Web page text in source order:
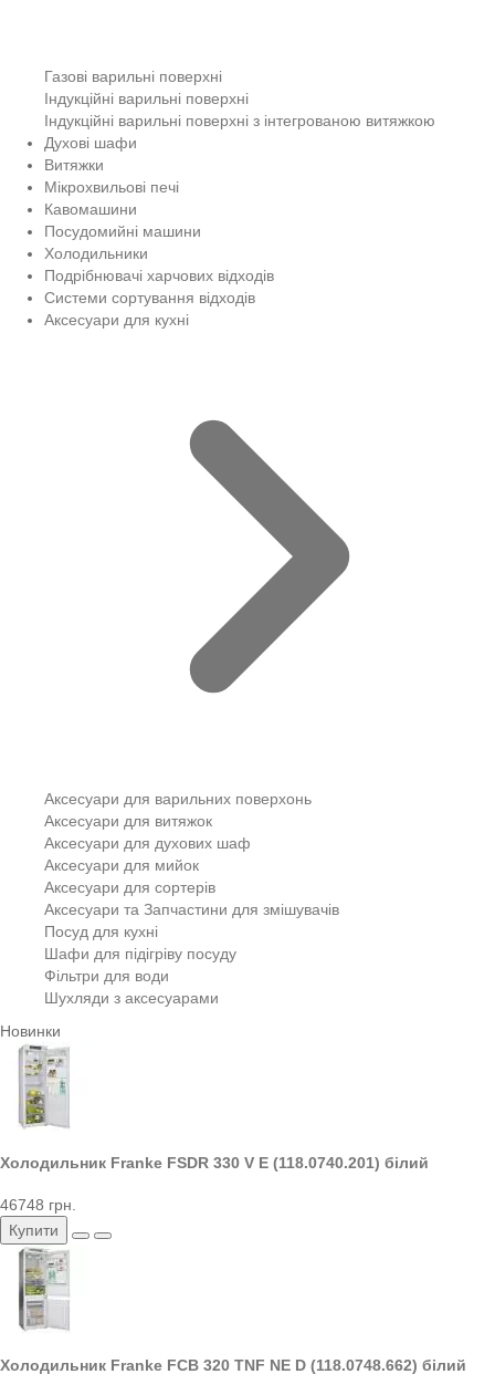
Газові варильні поверхні
Індукційні варильні поверхні
Індукційні варильні поверхні з інтегрованою витяжкою
Духові шафи
Витяжки
Мікрохвильові печі
Кавомашини
Посудомийні машини
Холодильники
Подрібнювачі харчових відходів
Системи сортування відходів
Аксесуари для кухні
Аксесуари для варильних поверхонь
Аксесуари для витяжок
Аксесуари для духових шаф
Аксесуари для мийок
Аксесуари для сортерів
Аксесуари та Запчастини для змішувачів
Посуд для кухні
Шафи для підігріву посуду
Фільтри для води
Шухляди з аксесуарами
Новинки
Холодильник Franke FSDR 330 V E (118.0740.201) білий
46748 грн.
Купити
Холодильник Franke FCB 320 TNF NE D (118.0748.662) білий